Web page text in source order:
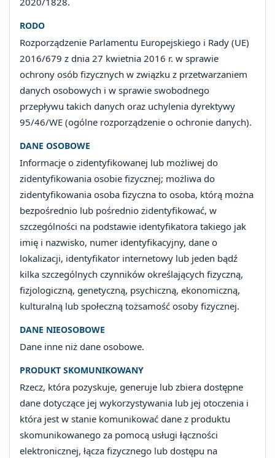
RODO
Rozporządzenie Parlamentu Europejskiego i Rady (UE)
2016/679 z dnia 27 kwietnia 2016 r. w sprawie
ochrony osób fizycznych w związku z przetwarzaniem
danych osobowych i w sprawie swobodnego
przepływu takich danych oraz uchylenia dyrektywy
95/46/WE (ogólne rozporządzenie o ochronie danych).
DANE OSOBOWE
Informacje o zidentyfikowanej lub możliwej do
zidentyfikowania osobie fizycznej; możliwa do
zidentyfikowania osoba fizyczna to osoba, którą można
bezpośrednio lub pośrednio zidentyfikować, w
szczególności na podstawie identyfikatora takiego jak
imię i nazwisko, numer identyfikacyjny, dane o
lokalizacji, identyfikator internetowy lub jeden bądź
kilka szczególnych czynników określających fizyczną,
fizjologiczną, genetyczną, psychiczną, ekonomiczną,
kulturalną lub społeczną tożsamość osoby fizycznej.
DANE NIEOSOBOWE
Dane inne niż dane osobowe.
PRODUKT SKOMUNIKOWANY
Rzecz, która pozyskuje, generuje lub zbiera dostępne
dane dotyczące jej wykorzystywania lub jej otoczenia i
która jest w stanie komunikować dane z produktu
skomunikowanego za pomocą usługi łączności
elektronicznej, łącza fizycznego lub dostępu na